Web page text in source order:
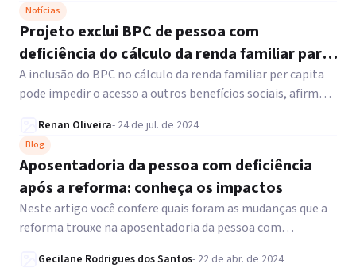
Notícias
Projeto exclui BPC de pessoa com
deficiência do cálculo da renda familiar para
o Bolsa Família
A inclusão do BPC no cálculo da renda familiar per capita
pode impedir o acesso a outros benefícios sociais, afirma
Renan Oliveira- 24 de jul. de 2024
Blog
Aposentadoria da pessoa com deficiência
após a reforma: conheça os impactos
Neste artigo você confere quais foram as mudanças que a
reforma trouxe na aposentadoria da pessoa com
Gecilane Rodrigues dos Santos- 22 de abr. de 2024